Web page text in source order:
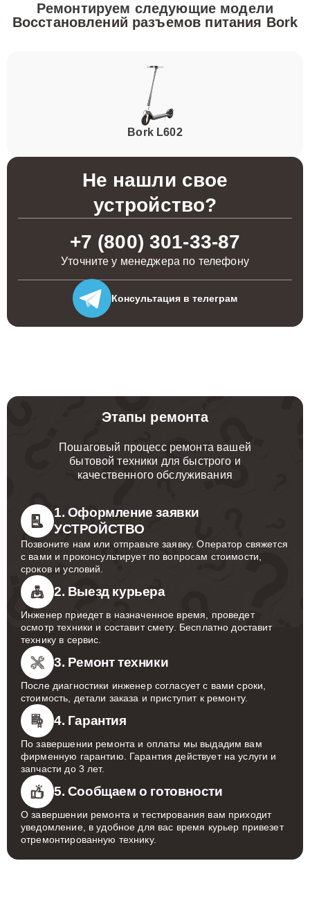
Ремонтируем следующие модели
Восстановлений разъемов питания Bork
Bork L602
Не нашли свое
устройство?
+7 (800) 301-33-87
Уточните у менеджера по телефону
Консультация в телеграм
Этапы ремонта
Пошаговый процесс ремонта вашей
бытовой техники для быстрого и
качественного обслуживания
1. Оформление заявки
УСТРОЙСТВО
Позвоните нам или отправьте заявку. Оператор свяжется
с вами и проконсультирует по вопросам стоимости,
сроков и условий.
2. Выезд курьера
Инженер приедет в назначенное время, проведет
осмотр техники и составит смету. Бесплатно доставит
технику в сервис.
3. Ремонт техники
После диагностики инженер согласует с вами сроки,
стоимость, детали заказа и приступит к ремонту.
4. Гарантия
По завершении ремонта и оплаты мы выдадим вам
фирменную гарантию. Гарантия действует на услуги и
запчасти до 3 лет.
5. Сообщаем о готовности
О завершении ремонта и тестирования вам приходит
уведомление, в удобное для вас время курьер привезет
отремонтированную технику.